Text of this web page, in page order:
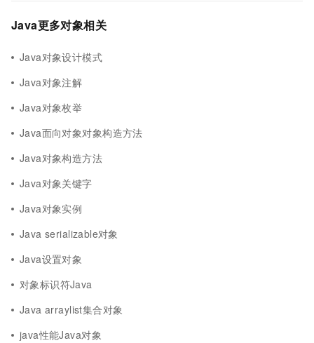
Java更多对象相关
Java对象设计模式
Java对象注解
Java对象枚举
Java面向对象对象构造方法
Java对象构造方法
Java对象关键字
Java对象实例
Java serializable对象
Java设置对象
对象标识符Java
Java arraylist集合对象
java性能Java对象